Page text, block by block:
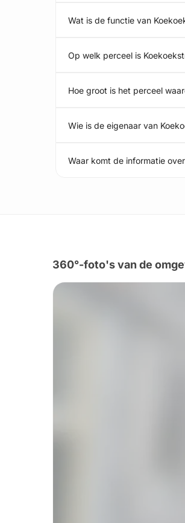
Wat is de functie van
Op welk perceel is
Hoe groot is het perceel
Wie is de eigenaar van
Waar komt de informatie
360°-foto's van de